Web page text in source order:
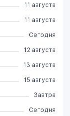
11 августа
11 августа
Сегодня
12 августа
13 августа
15 августа
Завтра
Сегодня